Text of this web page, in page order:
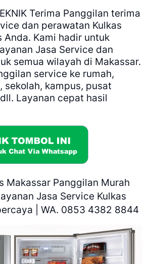
Terima Panggilan terima
dan perawatan Kulkas
Anda. Kami hadir untuk
Jasa Service dan
semua wilayah di Makassar.
service ke rumah,
sekolah, kampus, pusat
Layanan cepat hasil
Makassar Panggilan Murah
Jasa Service Kulkas
| WA. 0853 4382 8844